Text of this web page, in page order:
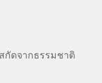
กัดจากธรรมชาติ